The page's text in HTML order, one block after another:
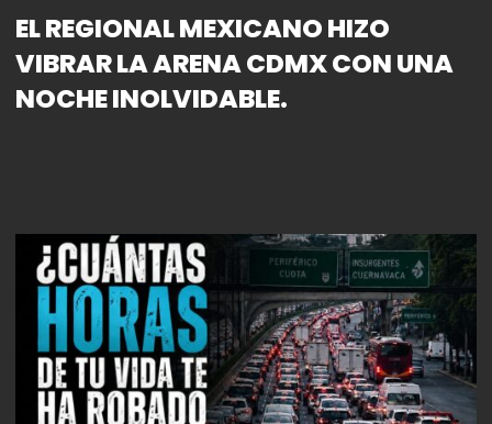
EL REGIONAL MEXICANO HIZO
VIBRAR LA ARENA CDMX CON UNA
NOCHE INOLVIDABLE.